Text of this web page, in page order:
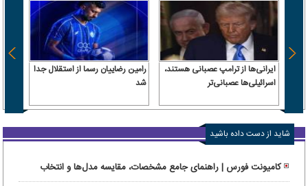
ایرانی‌ها از ترامپ عصبانی هستند،
اسرائیلی‌ها عصبانی‌تر
رامین رضاییان رسما از استقلال جدا
شد
شاید از دست داده باشید
کامیونت فورس | راهنمای جامع مشخصات، مقایسه مدل‌ها و انتخاب